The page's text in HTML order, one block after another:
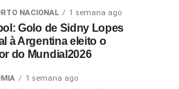
NACIONAL 1 semana ago
Golo de Sidny Lopes
à Argentina eleito o
do Mundial2026
1 semana ago